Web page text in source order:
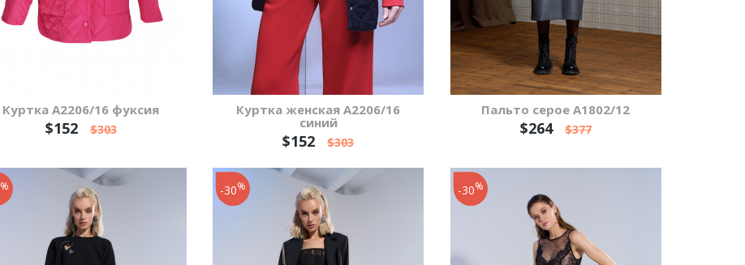
Куртка А2206/16 фуксия
$152 $303
Куртка женская А2206/16
синий
$152 $303
Пальто серое A1802/12
$264 $377
% -30% -30%